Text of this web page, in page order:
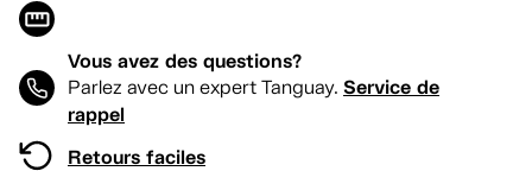
Vous avez des questions?
Parlez avec un expert Tanguay. Service de
rappel
Retours faciles